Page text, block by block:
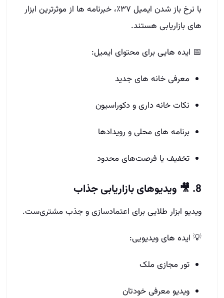
با نرخ باز شدن ایمیل ۳۷٪، خبرنامه‌ ها از موثرترین ابزار
های بازاریابی هستند.
📅 ایده‌ هایی برای محتوای ایمیل:
معرفی خانه‌ های جدید
نکات خانه‌ داری و دکوراسیون
برنامه‌ های محلی و رویدادها
تخفیف یا فرصت‌های محدود
8. 🎥 ویدیوهای بازاریابی جذاب
ویدیو ابزار طلایی برای اعتمادسازی و جذب مشتری‌ست.
💡 ایده‌ های ویدیویی:
تور مجازی ملک
ویدیو معرفی خودتان